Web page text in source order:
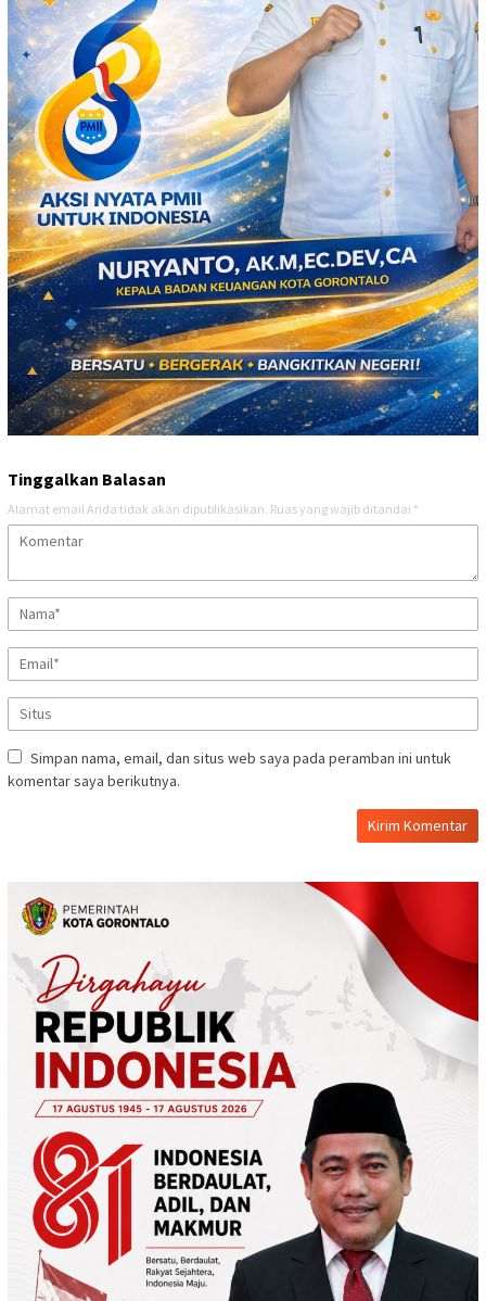
Tinggalkan Balasan
Alamat email Anda tidak akan dipublikasikan. Ruas yang wajib ditandai *
Simpan nama, email, dan situs web saya pada peramban ini untuk
komentar saya berikutnya.